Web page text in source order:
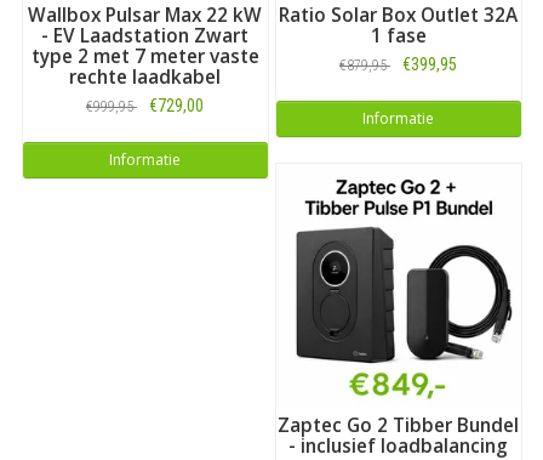
Wallbox Pulsar Max 22 kW
- EV Laadstation Zwart
type 2 met 7 meter vaste
rechte laadkabel
€999,95 €729,00
Informatie
Ratio Solar Box Outlet 32A
1 fase
€879,95 €399,95
Informatie
Zaptec Go 2 Tibber Bundel
- inclusief loadbalancing